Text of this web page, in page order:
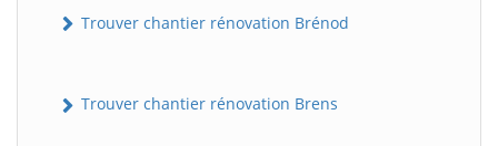
Trouver chantier rénovation Brénod
Trouver chantier rénovation Brens